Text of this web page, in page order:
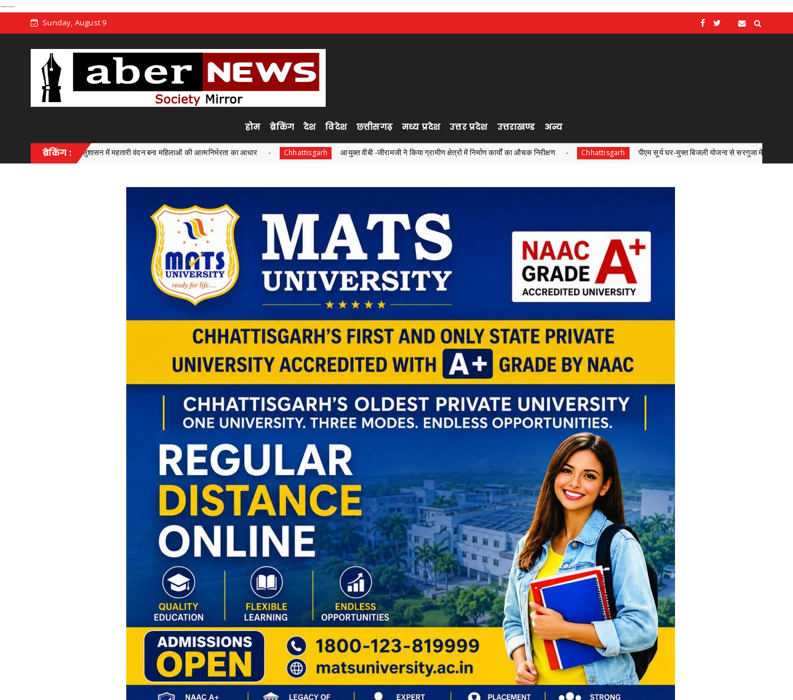
——
Sunday, August 9
होम ब्रेकिंग देश विदेश छत्तीसगढ़ मध्य प्रदेश उत्तर प्रदेश उत्तराखण्ड अन्य
ब्रेकिंग :
भैया’ के सुशासन में महतारी वंदन बना महिलाओं की आत्मनिर्भरता का आधार Chhattisgarh आयुक्त वीबी -जीरामजी ने किया ग्रामीण क्षेत्रों में निर्माण कार्यों का औचक निरीक्षण Chhattisgarh पीएम सूर्य घर-मुफ्त बिजली योजना से सरगुजा में बढ़ी ऊर्जा आत्मनिर्भरता